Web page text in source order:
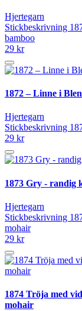
Hjertegarn
Stickbeskrivning
bamboo
29 kr
1872 – Linne i
Hjertegarn
Stickbeskrivning
29 kr
1873 Gry - randig
Hjertegarn
Stickbeskrivning
mohair
29 kr
1874 Tröja med
mohair